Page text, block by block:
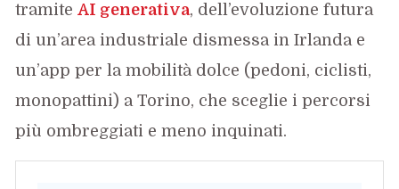
tramiteAI generativa, dell’evoluzione futura
di un’area industriale dismessa in Irlanda e
un’app per la mobilità dolce (pedoni, ciclisti,
monopattini) a Torino, che sceglie i percorsi
più ombreggiati e meno inquinati.